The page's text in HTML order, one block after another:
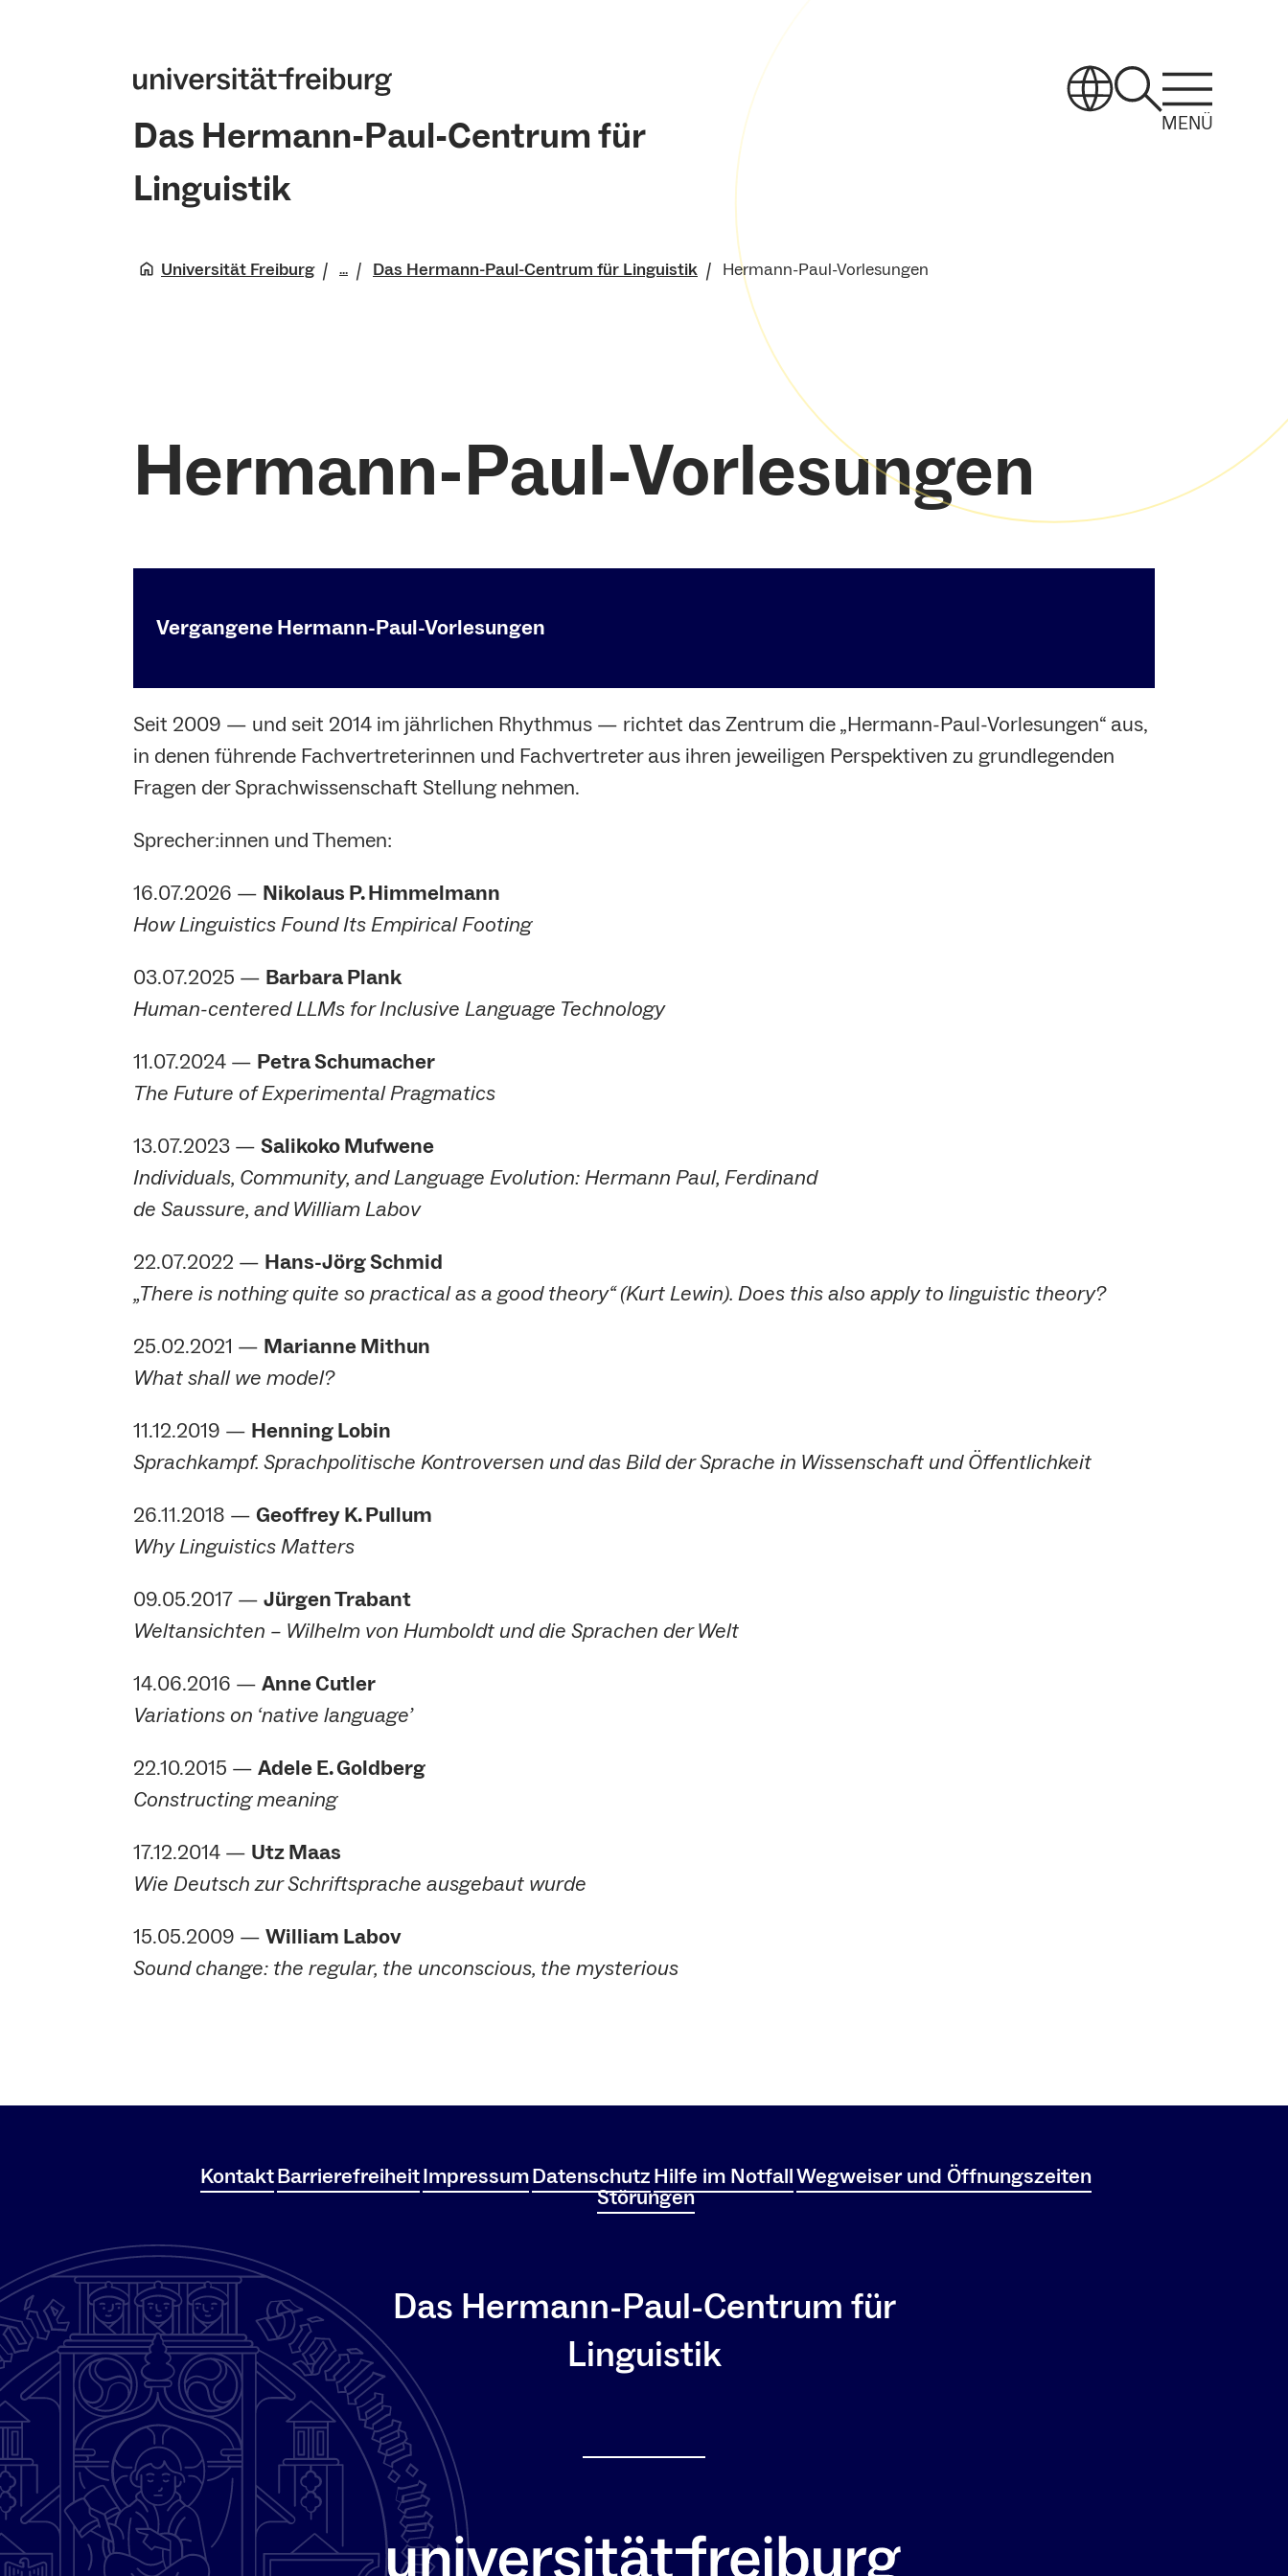
Das Hermann-Paul-Centrum für
Linguistik
MENÜ
Universität Freiburg ... Das Hermann-Paul-Centrum für Linguistik Hermann-Paul-Vorlesungen
Hermann-Paul-Vorlesungen
Vergangene Hermann-Paul-Vorlesungen
Seit 2009 — und seit 2014 im jährlichen Rhythmus — richtet das Zentrum die „Hermann-Paul-Vorlesungen“ aus,
in denen führende Fachvertreterinnen und Fachvertreter aus ihren jeweiligen Perspektiven zu grundlegenden
Fragen der Sprachwissenschaft Stellung nehmen.
Sprecher:innen und Themen:
16.07.2026 — Nikolaus P. Himmelmann
How Linguistics Found Its Empirical Footing
03.07.2025 — Barbara Plank
Human-centered LLMs for Inclusive Language Technology
11.07.2024 — Petra Schumacher
The Future of Experimental Pragmatics
13.07.2023 — Salikoko Mufwene
Individuals, Community, and Language Evolution: Hermann Paul, Ferdinand
de Saussure, and William Labov
22.07.2022 — Hans-Jörg Schmid
„There is nothing quite so practical as a good theory“ (Kurt Lewin). Does this also apply to linguistic theory?
25.02.2021 — Marianne Mithun
What shall we model?
11.12.2019 — Henning Lobin
Sprachkampf. Sprachpolitische Kontroversen und das Bild der Sprache in Wissenschaft und Öffentlichkeit
26.11.2018 — Geoffrey K. Pullum
Why Linguistics Matters
09.05.2017 — Jürgen Trabant
Weltansichten – Wilhelm von Humboldt und die Sprachen der Welt
14.06.2016 — Anne Cutler
Variations on ‘native language’
22.10.2015 — Adele E. Goldberg
Constructing meaning
17.12.2014 — Utz Maas
Wie Deutsch zur Schriftsprache ausgebaut wurde
15.05.2009 — William Labov
Sound change: the regular, the unconscious, the mysterious
KontaktBarrierefreiheitImpressumDatenschutzHilfe im NotfallWegweiser und Öffnungszeiten
Störungen
Das Hermann-Paul-Centrum für
Linguistik